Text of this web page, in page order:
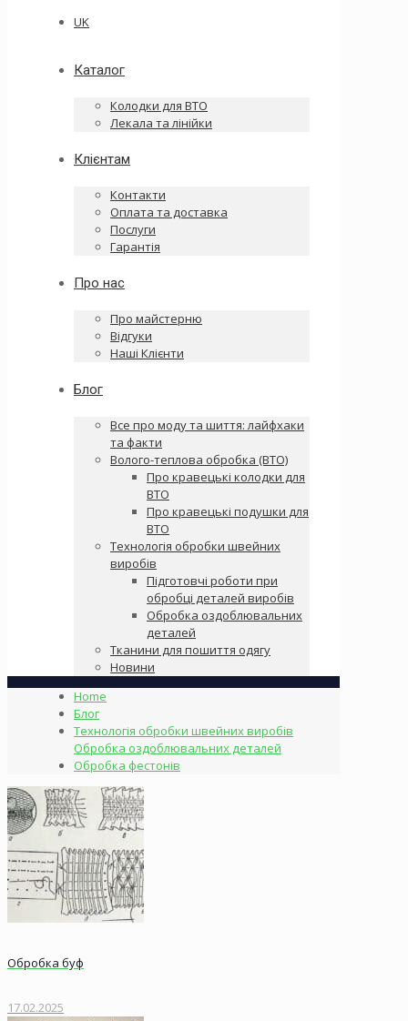
UK
Каталог
Колодки для ВТО
Лекала та лінійки
Клієнтам
Контакти
Оплата та доставка
Послуги
Гарантія
Про нас
Про майстерню
Відгуки
Наші Клієнти
Блог
Все про моду та шиття: лайфхаки
та факти
Волого-теплова обробка (ВТО)
Про кравецькі колодки для
ВТО
Про кравецькі подушки для
ВТО
Технологія обробки швейних
виробів
Підготовчі роботи при
обробці деталей виробів
Обробка оздоблювальних
деталей
Тканини для пошиття одягу
Новини
Home
Блог
Технологія обробки швейних виробів
Обробка оздоблювальних деталей
Обробка фестонів
Обробка буф
17.02.2025